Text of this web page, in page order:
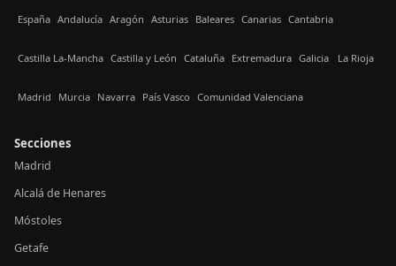
España Andalucía Aragón Asturias Baleares Canarias Cantabria
Castilla La-Mancha Castilla y León Cataluña Extremadura Galicia La Rioja
Madrid Murcia Navarra País Vasco Comunidad Valenciana
Secciones
Madrid
Alcalá de Henares
Móstoles
Getafe